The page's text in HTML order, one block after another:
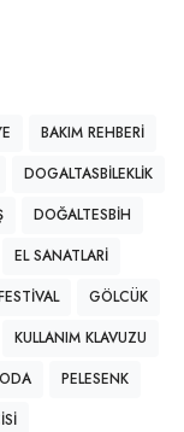
BAKIM REHBERI
DOGALTASBILEKLIK
DOĞALTESBIH
EL SANATLARI
GÖLCÜK
KULLANIM KLAVUZU
PELESENK